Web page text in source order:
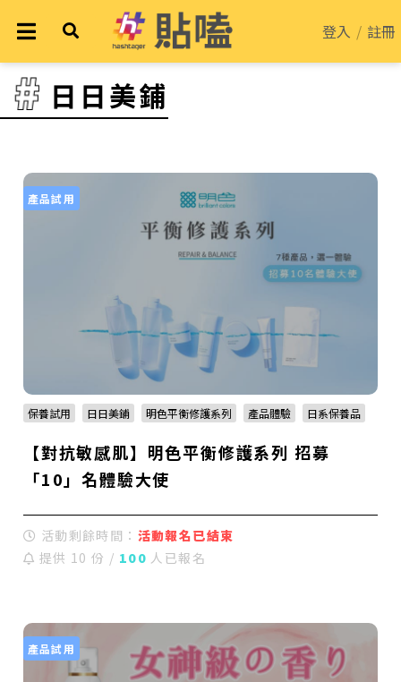
登入 / 註冊
日日美鋪
產品試用
保養試用 日日美鋪 明色平衡修護系列 產品體驗 日系保養品
【對抗敏感肌】明色平衡修護系列 招募
「10」名體驗大使
活動剩餘時間： 活動報名已結束
提供 10 份 / 100 人已報名
產品試用